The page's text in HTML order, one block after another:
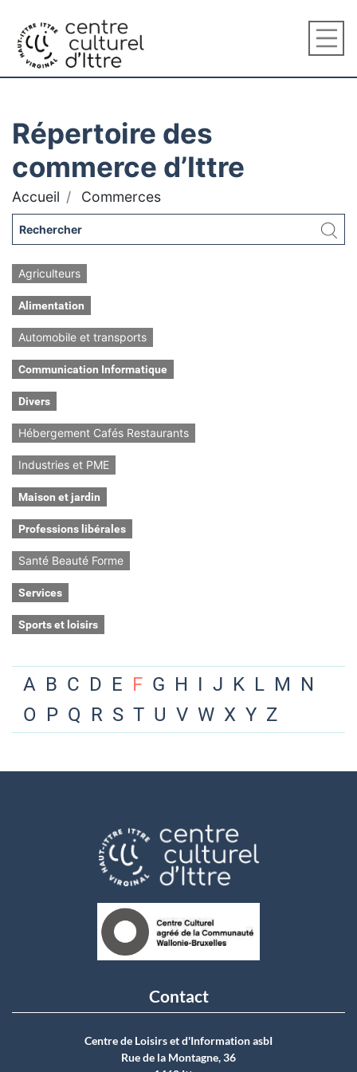
Répertoire des
commerce d’Ittre
Accueil Commerces
Agriculteurs
Alimentation
Automobile et transports
Communication Informatique
Divers
Hébergement Cafés Restaurants
Industries et PME
Maison et jardin
Professions libérales
Santé Beauté Forme
Services
Sports et loisirs
A B C D E F G H I J K L M N
O P Q R S T U V W X Y Z
Contact
Centre de Loisirs et d'Information asbI
Rue de la Montagne, 36